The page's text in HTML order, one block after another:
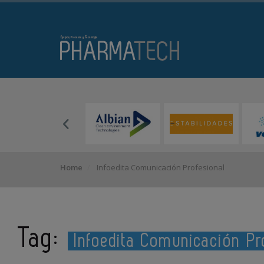
Home Infoedita Comunicación Profesional
Tag: Infoedita Comunicación